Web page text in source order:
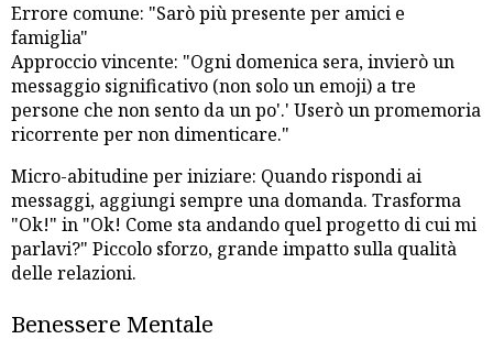
Errore comune: "Sarò più presente per amici e
famiglia"
Approccio vincente: "Ogni domenica sera, invierò un
messaggio significativo (non solo un emoji) a tre
persone che non sento da un po'.' Userò un promemoria
ricorrente per non dimenticare."
Micro-abitudine per iniziare: Quando rispondi ai
messaggi, aggiungi sempre una domanda. Trasforma
"Ok!" in "Ok! Come sta andando quel progetto di cui mi
parlavi?" Piccolo sforzo, grande impatto sulla qualità
delle relazioni.
Benessere Mentale